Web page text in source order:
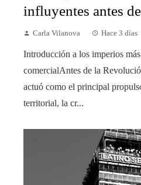
influyentes antes
Carla Vilanova Hace 3 días
Introducción a los imperios
comercialAntes de la
actuó como el principal
territorial, la cr...